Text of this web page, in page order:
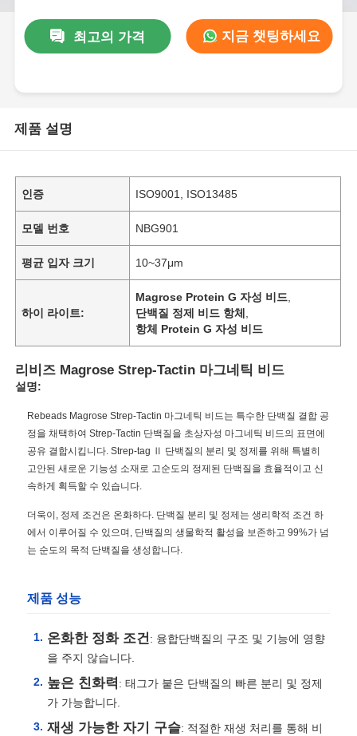
최고의 가격 지금 챗팅하세요
제품 설명
인증 ISO9001, ISO13485
모델 번호 NBG901
평균 입자 크기 10~37μm
하이 라이트:
Magrose Protein G 자성 비드
단백질 정제 비드 항체
항체 Protein G 자성 비드
리비즈 Magrose Strep-Tactin 마그네틱 비드
설명:
Rebeads Magrose Strep-Tactin 마그네틱 비드는 특수한 단백질 결합 공
정을 채택하여 Strep-Tactin 단백질을 초상자성 마그네틱 비드의 표면에
공유 결합시킵니다. Strep-tag Ⅱ 단백질의 분리 및 정제를 위해 특별히
고안된 새로운 기능성 소재로 고순도의 정제된 단백질을 효율적이고 신
속하게 획득할 수 있습니다.
더욱이, 정제 조건은 온화하다. 단백질 분리 및 정제는 생리학적 조건 하
에서 이루어질 수 있으며, 단백질의 생물학적 활성을 보존하고 99%가 넘
는 순도의 목적 단백질을 생성합니다.
제품 성능
온화한 정화 조건 : 융합단백질의 구조 및 기능에 영향
을 주지 않습니다.
높은 친화력: 태그가 붙은 단백질의 빠른 분리 및 정제
가 가능합니다.
재생 가능한 자기 구슬: 적절한 재생 처리를 통해 비